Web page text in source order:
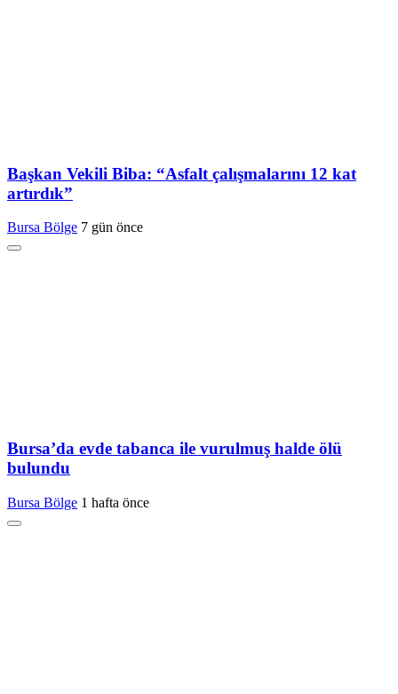
Başkan Vekili Biba: “Asfalt çalışmalarını 12 kat
artırdık”
Bursa Bölge 7 gün önce
Bursa’da evde tabanca ile vurulmuş halde ölü
bulundu
Bursa Bölge 1 hafta önce